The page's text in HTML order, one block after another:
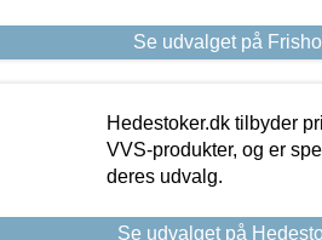
Se udvalget på
Hedestoker.dk tilbyder
VVS-produkter, og er
deres udvalg.
Se udvalget på